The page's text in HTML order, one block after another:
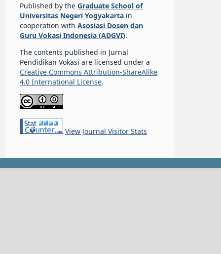
Published by the Graduate School of
Universitas Negeri Yogyakartain
cooperation with Asosiasi Dosen dan
Guru Vokasi Indonesia (ADGVI).
The contents published in Jurnal
Pendidikan Vokasi are licensed under a
Creative Commons Attribution-ShareAlike
4.0 International License.
View Journal Visitor Stats